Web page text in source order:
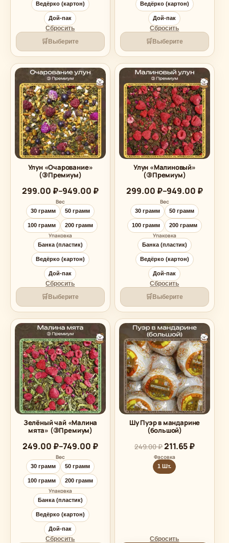
Ведёрко (картон)
Дой-пак
Сбросить
🛒 Выберите
Ведёрко (картон)
Дой-пак
Сбросить
🛒 Выберите
Улун «Очарование»
(③Премиум)
299.00 ₽–949.00 ₽
Диапазон
цен:
299.00 ₽
–
949.00 ₽
Вес
30 грамм 50 грамм
100 грамм 200 грамм
Упаковка
Банка (пластик)
Ведёрко (картон)
Дой-пак
Сбросить
🛒Выберите
Улун «Малиновый»
(③Премиум)
299.00 ₽–949.00 ₽
Диапазон
цен:
299.00 ₽
–
949.00 ₽
Вес
30 грамм 50 грамм
100 грамм 200 грамм
Упаковка
Банка (пластик)
Ведёрко (картон)
Дой-пак
Сбросить
🛒Выберите
Зелёный чай «Малина
мята» (③Премиум)
249.00 ₽–749.00 ₽
Диапазон
цен:
249.00 ₽
–
749.00 ₽
Вес
30 грамм 50 грамм
100 грамм 200 грамм
Упаковка
Банка (пластик)
Ведёрко (картон)
Дой-пак
Сбросить
Шу Пуэр в мандарине
(большой)
249.00₽211.65₽
Фасовка
1 Шт.
Сбросить